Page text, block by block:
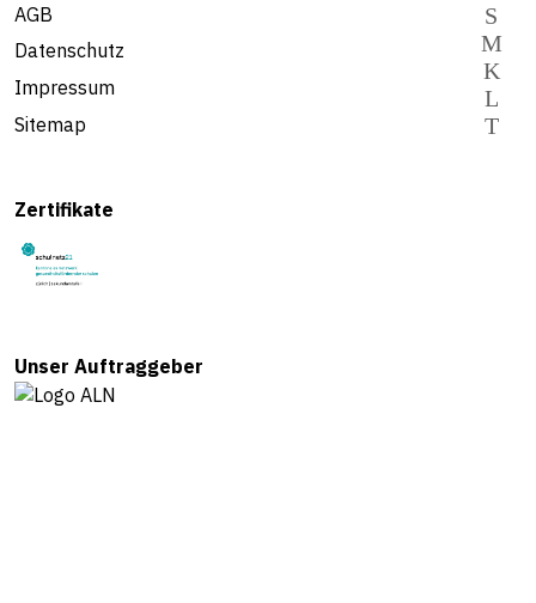
AGB
Datenschutz
Impressum
Sitemap
Zertifikate
Unser Auftraggeber